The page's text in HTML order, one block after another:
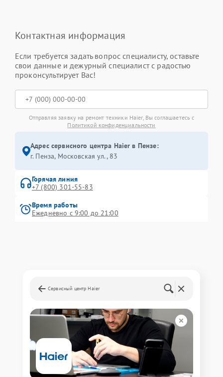
Контактная информация
Если требуется задать вопрос специалисту, оставьте
свои данные и дежурный специалист с радостью
проконсультирует Вас!
Отправляя заявку на ремонт техники Haier, Вы соглашаетесь с
Политикой конфиденциальности
Адрес сервисного центра Haier в Пензе:
г. Пенза, Московская ул., 83
Горячая линия
+7 (800) 301-55-83
Время работы
Ежедневно с 9:00 до 21:00
Сервисный центр Haier